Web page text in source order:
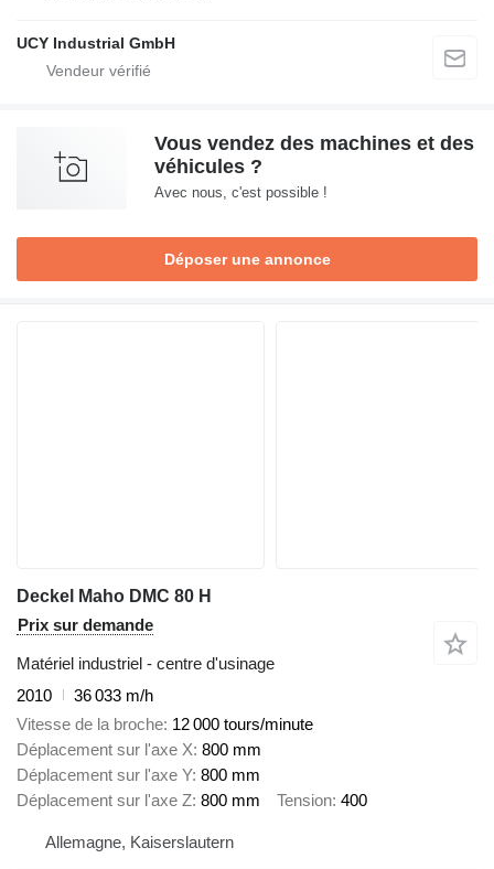
UCY Industrial GmbH
Vous vendez des machines et des
véhicules ?
Avec nous, c'est possible !
Déposer une annonce
Deckel Maho DMC 80 H
Prix sur demande
Matériel industriel - centre d'usinage
2010
36 033 m/h
Vitesse de la broche 12 000 tours/minute
Déplacement sur l'axe X 800 mm
Déplacement sur l'axe Y 800 mm
Déplacement sur l'axe Z 800 mm Tension 400
Allemagne, Kaiserslautern